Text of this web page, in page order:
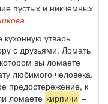
пустых и никчемных
утварь
с друзьями. Ломать
вы ломаете
любимого человека.
предостережение, к
ломаете кирпичи –